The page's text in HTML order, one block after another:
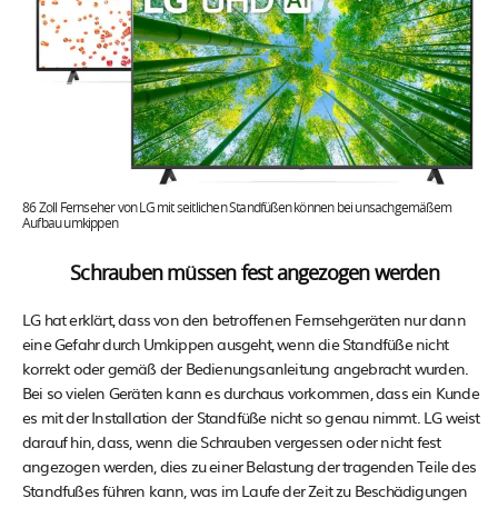
86 Zoll Fernseher von LG mit seitlichen Standfüßen können bei unsachgemäßem
Aufbau umkippen
Schrauben müssen fest angezogen werden
LG hat erklärt, dass von den betroffenen Fernsehgeräten nur dann
eine Gefahr durch Umkippen ausgeht, wenn die Standfüße nicht
korrekt oder gemäß der Bedienungsanleitung angebracht wurden.
Bei so vielen Geräten kann es durchaus vorkommen, dass ein Kunde
es mit der Installation der Standfüße nicht so genau nimmt. LG weist
darauf hin, dass, wenn die Schrauben vergessen oder nicht fest
angezogen werden, dies zu einer Belastung der tragenden Teile des
Standfußes führen kann, was im Laufe der Zeit zu Beschädigungen